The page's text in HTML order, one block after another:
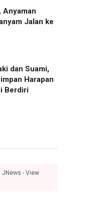
Anyaman
Jalan ke
dan Suami,
Harapan
Berdiri
JNews - View